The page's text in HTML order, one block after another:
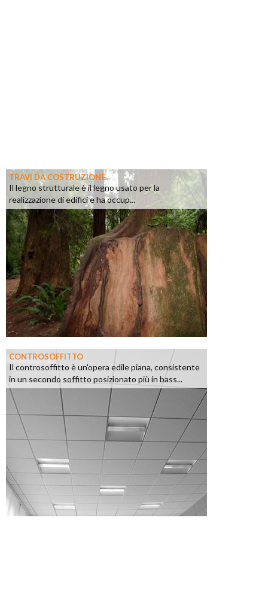
TRAVI DA COSTRUZIONE
Il legno strutturale è il legno usato per la
realizzazione di edifici e ha occup...
CONTROSOFFITTO
Il controsoffitto è un'opera edile piana, consistente
in un secondo soffitto posizionato più in bass...